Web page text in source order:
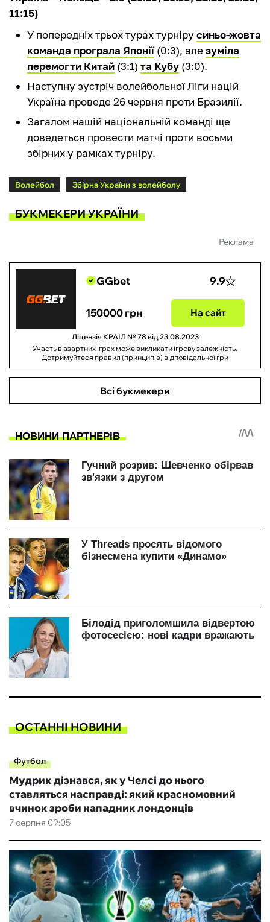
11:15)
У попередніх трьох турах турніру синьо-жовта
команда програла Японії(0:3), але зуміла
перемогти Китай (3:1) та Кубу (3:0).
Наступну зустріч волейбольної Ліги націй
Україна проведе 26 червня проти Бразилії.
Загалом нашій національній команді ще
доведеться провести матчі проти восьми
збірних у рамках турніру.
Волейбол Збірна України з волейболу
БУКМЕКЕРИ УКРАЇНИ
Реклама
GGbet 9.9
150000 грн На сайт
Ліцензія КРАІЛ № 78 від 23.08.2023
Участь в азартних іграх може викликати ігрову залежність.
Дотримуйтеся правил (принципів) відповідальної гри
Всі букмекери
ОСТАННІ НОВИНИ
Футбол
7 серпня 09:05
Мудрик дізнався, як у Челсі до нього
ставляться насправді: який красномовний
вчинок зроби нападник лондонців